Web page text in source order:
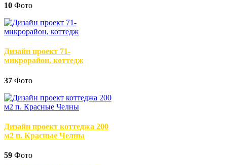
10 Фото
Дизайн проект 71-
микрорайон, коттедж
37 Фото
Дизайн проект коттеджа 200
м2 п. Красные Челны
59 Фото